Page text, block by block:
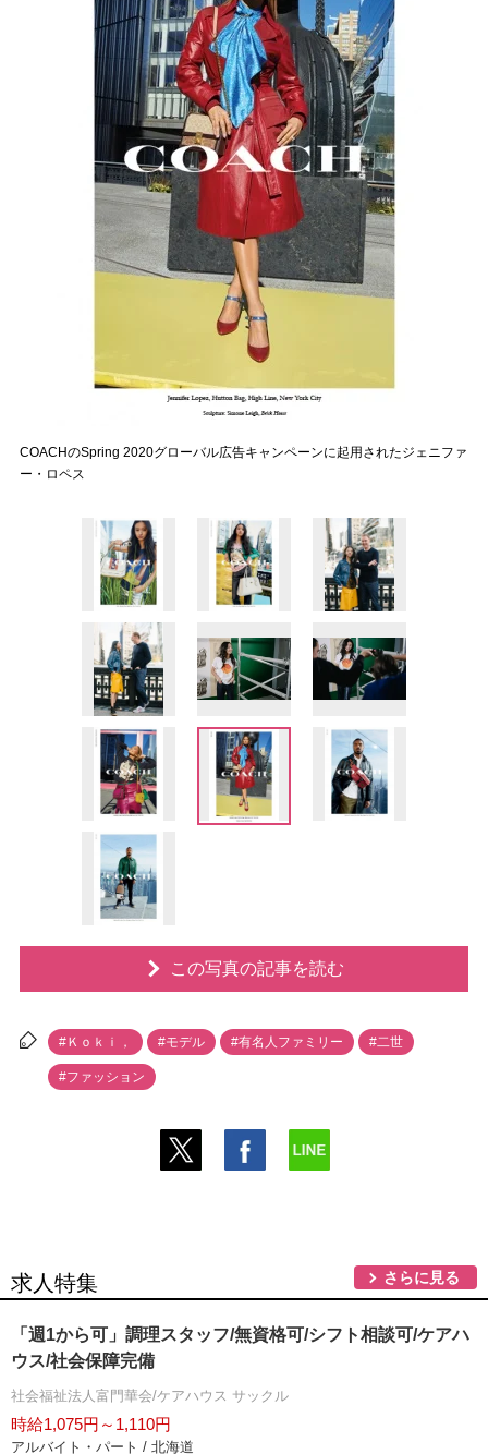
COACHのSpring 2020グローバル広告キャンペーンに起用されたジェニファ
ー・ロペス
この写真の記事を読む
#Ｋｏｋｉ， #モデル #有名人ファミリー #二世
#ファッション
求人特集 さらに見る
「週1から可」調理スタッフ/無資格可/シフト相談可/ケアハ
ウス/社会保障完備
社会福祉法人富門華会/ケアハウス サックル
時給1,075円～1,110円
アルバイト・パート / 北海道